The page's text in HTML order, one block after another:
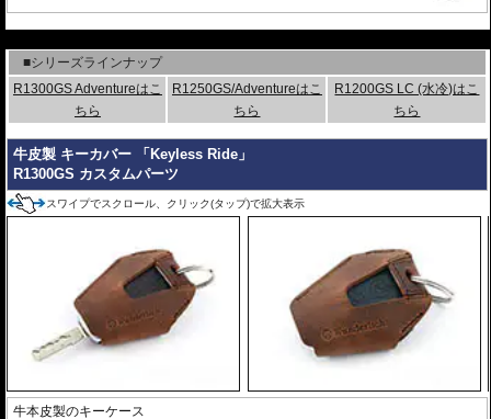
■シリーズラインナップ
R1300GS Adventureはこ
ちら
R1250GS/Adventureはこ
ちら
R1200GS LC (水冷)はこ
ちら
牛皮製 キーカバー 「Keyless Ride」
R1300GS カスタムパーツ
スワイプでスクロール、クリック(タップ)で拡大表示
牛本皮製のキーケース